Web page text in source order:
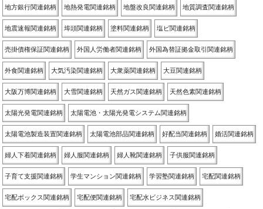
地方銀行関連銘柄 地熱発電関連銘柄 地盤改良関連銘柄 地質調査関連銘柄
地震速報関連銘柄 埠頭関連銘柄 塗料関連銘柄 塩ビ関連銘柄
売掛債権保証関連銘柄 外国人労働者関連銘柄 外国為替証拠金取引関連銘柄
外食関連銘柄 大気汚染関連銘柄 大衆薬関連銘柄 大豆関連銘柄
大阪万博関連銘柄 大雪関連銘柄 天然ガス関連銘柄 天然色素関連銘柄
太陽光発電関連銘柄 太陽電池・太陽光発電システム関連銘柄
太陽電池製造装置関連銘柄 太陽電池部品関連銘柄 好配当関連銘柄 婚活関連銘柄
婦人下着関連銘柄 婦人服関連銘柄 婦人靴関連銘柄 子供服関連銘柄
子育て支援関連銘柄 学生マンション関連銘柄 学習塾関連銘柄 宅配関連銘柄
宅配ボックス関連銘柄 宅配便関連銘柄 宅配水ビジネス関連銘柄